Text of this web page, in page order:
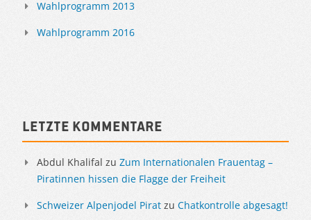
Wahlprogramm 2013
Wahlprogramm 2016
Letzte Kommentare
Abdul Khalifal zu Zum Internationalen Frauentag –
Piratinnen hissen die Flagge der Freiheit
Schweizer Alpenjodel Pirat zu Chatkontrolle abgesagt!